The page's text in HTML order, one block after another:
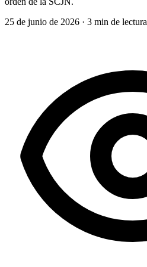
25 de junio de 2026 · 3 min de lectura